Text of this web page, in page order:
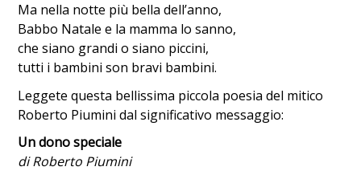
Ma nella notte più bella dell’anno,
Babbo Natale e la mamma lo sanno,
che siano grandi o siano piccini,
tutti i bambini son bravi bambini.
Leggete questa bellissima piccola poesia del mitico
Roberto Piumini dal significativo messaggio:
Un dono speciale
di Roberto Piumini